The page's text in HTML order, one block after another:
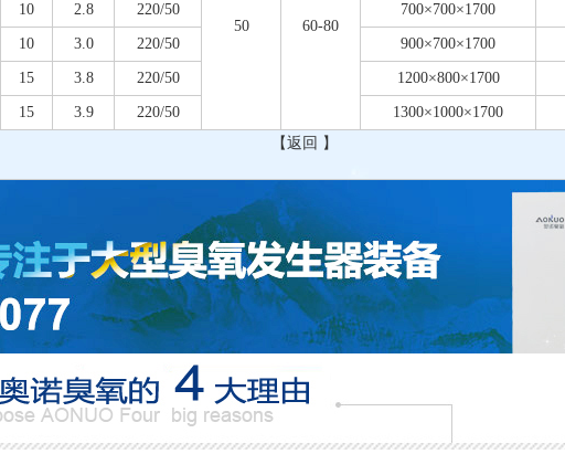
50 60-80
10 2.8 220/50 700×700×1700
10 3.0 220/50 900×700×1700
15 3.8 220/50 1200×800×1700
15 3.9 220/50 1300×1000×1700
【返回 】